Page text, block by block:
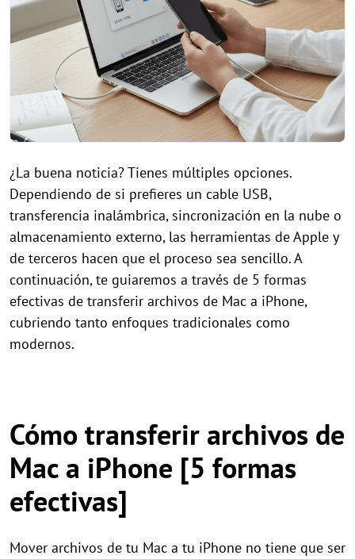
¿La buena noticia? Tienes múltiples opciones.
Dependiendo de si prefieres un cable USB,
transferencia inalámbrica, sincronización en la nube o
almacenamiento externo, las herramientas de Apple y
de terceros hacen que el proceso sea sencillo. A
continuación, te guiaremos a través de 5 formas
efectivas de transferir archivos de Mac a iPhone,
cubriendo tanto enfoques tradicionales como
modernos.
Cómo transferir archivos de
Mac a iPhone [5 formas
efectivas]
Mover archivos de tu Mac a tu iPhone no tiene que ser